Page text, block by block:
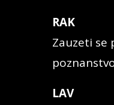
RAK
Zauzeti se
LAV